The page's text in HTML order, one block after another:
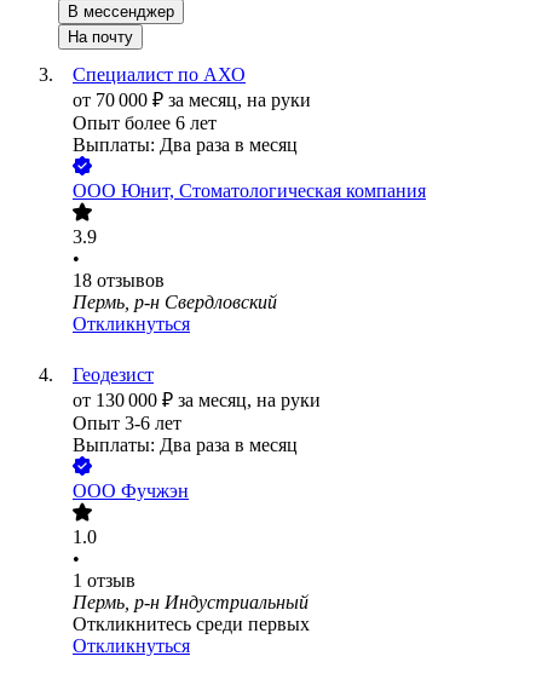
В мессенджер
На почту
Специалист по АХО
от 70 000 ₽ за месяц, на руки
Опыт более 6 лет
Выплаты: Два раза в месяц
ООО Юнит, Стоматологическая компания
3.9
•
18 отзывов
Пермь, р-н Свердловский
Откликнуться
Геодезист
от 130 000 ₽ за месяц, на руки
Опыт 3-6 лет
Выплаты: Два раза в месяц
ООО Фучжэн
1.0
•
1 отзыв
Пермь, р-н Индустриальный
Откликнитесь среди первых
Откликнуться